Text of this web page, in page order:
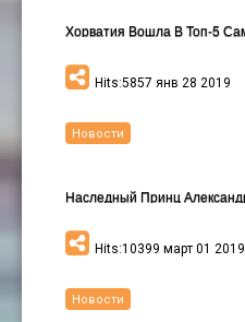
Hits:5857 янв 28 2019
Hits:10399 март 01 2019
Новости
Новости